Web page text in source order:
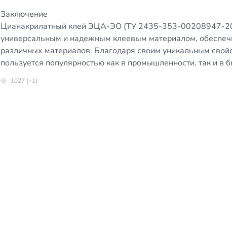
Заключение
Цианакрилатный клей ЭЦА-ЭО (ТУ 2435-353-00208947-
универсальным и надежным клеевым материалом,
различных материалов. Благодаря своим уникальным
пользуется популярностью как в промышленности, так и в
1027 (+1)